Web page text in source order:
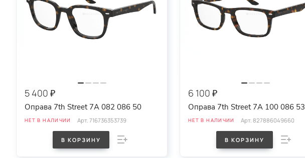
5 400 ₽
Оправа 7th Street 7A 082 086 50
НЕТ В НАЛИЧИИ Арт. 716736353739
В КОРЗИНУ
6 100 ₽
Оправа 7th Street 7A 100 086 53
НЕТ В НАЛИЧИИ Арт. 827886049660
В КОРЗИНУ